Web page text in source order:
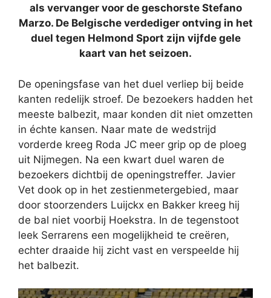
als vervanger voor de geschorste Stefano
Marzo. De Belgische verdediger ontving in het
duel tegen Helmond Sport zijn vijfde gele
kaart van het seizoen.
De openingsfase van het duel verliep bij beide
kanten redelijk stroef. De bezoekers hadden het
meeste balbezit, maar konden dit niet omzetten
in échte kansen. Naar mate de wedstrijd
vorderde kreeg Roda JC meer grip op de ploeg
uit Nijmegen. Na een kwart duel waren de
bezoekers dichtbij de openingstreffer. Javier
Vet dook op in het zestienmetergebied, maar
door stoorzenders Luijckx en Bakker kreeg hij
de bal niet voorbij Hoekstra. In de tegenstoot
leek Serrarens een mogelijkheid te creëren,
echter draaide hij zicht vast en verspeelde hij
het balbezit.